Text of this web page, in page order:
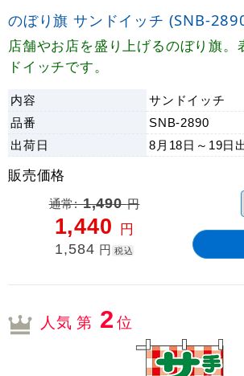
のぼり旗 サンドイッチ (SNB-
店舗やお店を盛り上げるのぼり旗。
ドイッチです。
内容
サンドイッチ
品番
SNB-2890
出荷日 8月18日～19日
販売価格
通常:1,490円
1,440 円
1,584 円 税込
人気 第 2位